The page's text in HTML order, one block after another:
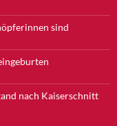
sind
nach Kaiserschnitt